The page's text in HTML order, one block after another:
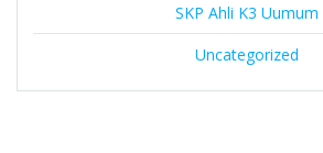
SKP Ahli K3 Uumum
Uncategorized